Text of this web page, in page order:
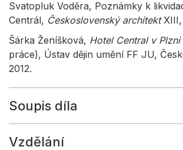
Svatopluk Voděra, Poznámky k
Centrál, Československý architektXIII,
Šárka Ženíšková, Hotel Central v Plzni
práce), Ústav dějin umění FF JU,
2012.
Soupis díla
Vzdělání